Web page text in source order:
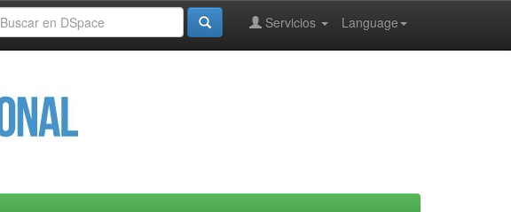
Language
Servicios